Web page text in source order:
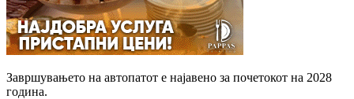
Завршувањето на автопатот е најавено за почетокот на 2028
година.